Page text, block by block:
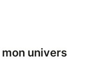
univers